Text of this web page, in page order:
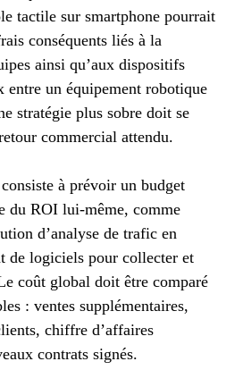
tactile sur smartphone pourrait
conséquents liés à la
ainsi qu’aux dispositifs
entre un équipement robotique
stratégie plus sobre doit se
commercial attendu.
à prévoir un budget
du ROI lui-même, comme
d’analyse de trafic en
de logiciels pour collecter et
coût global doit être comparé
: ventes supplémentaires,
chiffre d’affaires
contrats signés.